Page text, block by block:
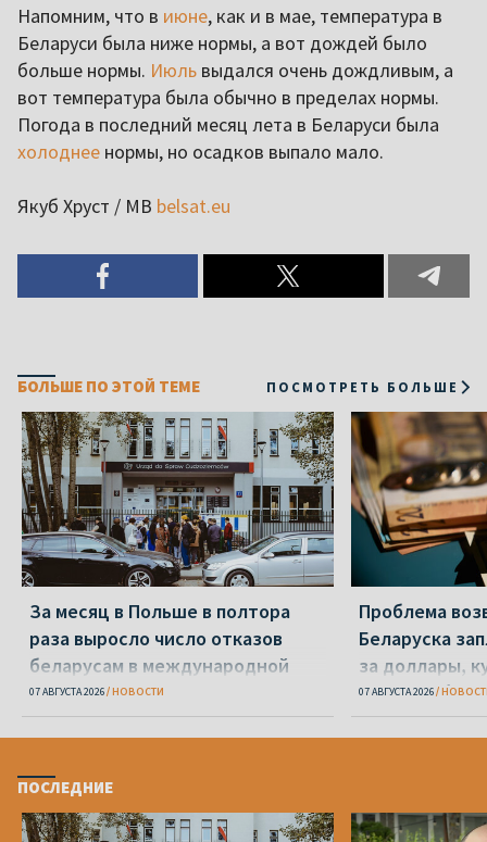
Напомним, что в июне, как и в мае, температура в
Беларуси была ниже нормы, а вот дождей было
больше нормы. Июль выдался очень дождливым, а
вот температура была обычно в пределах нормы.
Погода в последний месяц лета в Беларуси была
холоднее нормы, но осадков выпало мало.
Якуб Хруст / МВ belsat.eu
БОЛЬШЕ ПО ЭТОЙ ТЕМЕ ПОСМОТРЕТЬ БОЛЬШЕ
За месяц в Польше в полтора
раза выросло число отказов
беларусам в международной
защите
07 АВГУСТА 2026 НОВОСТИ
Проблема
Беларуска
за доллары,
07 АВГУСТА 2026
ПОСЛЕДНИЕ